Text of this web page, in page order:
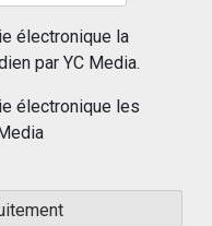
électronique la
par YC Media.
électronique les